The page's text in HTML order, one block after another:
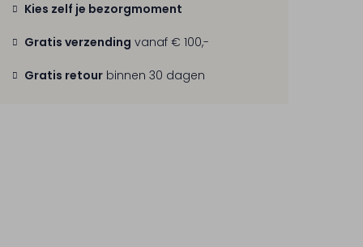
Kies zelf je bezorgmoment
Gratis verzending vanaf € 100,-
Gratis retour binnen 30 dagen